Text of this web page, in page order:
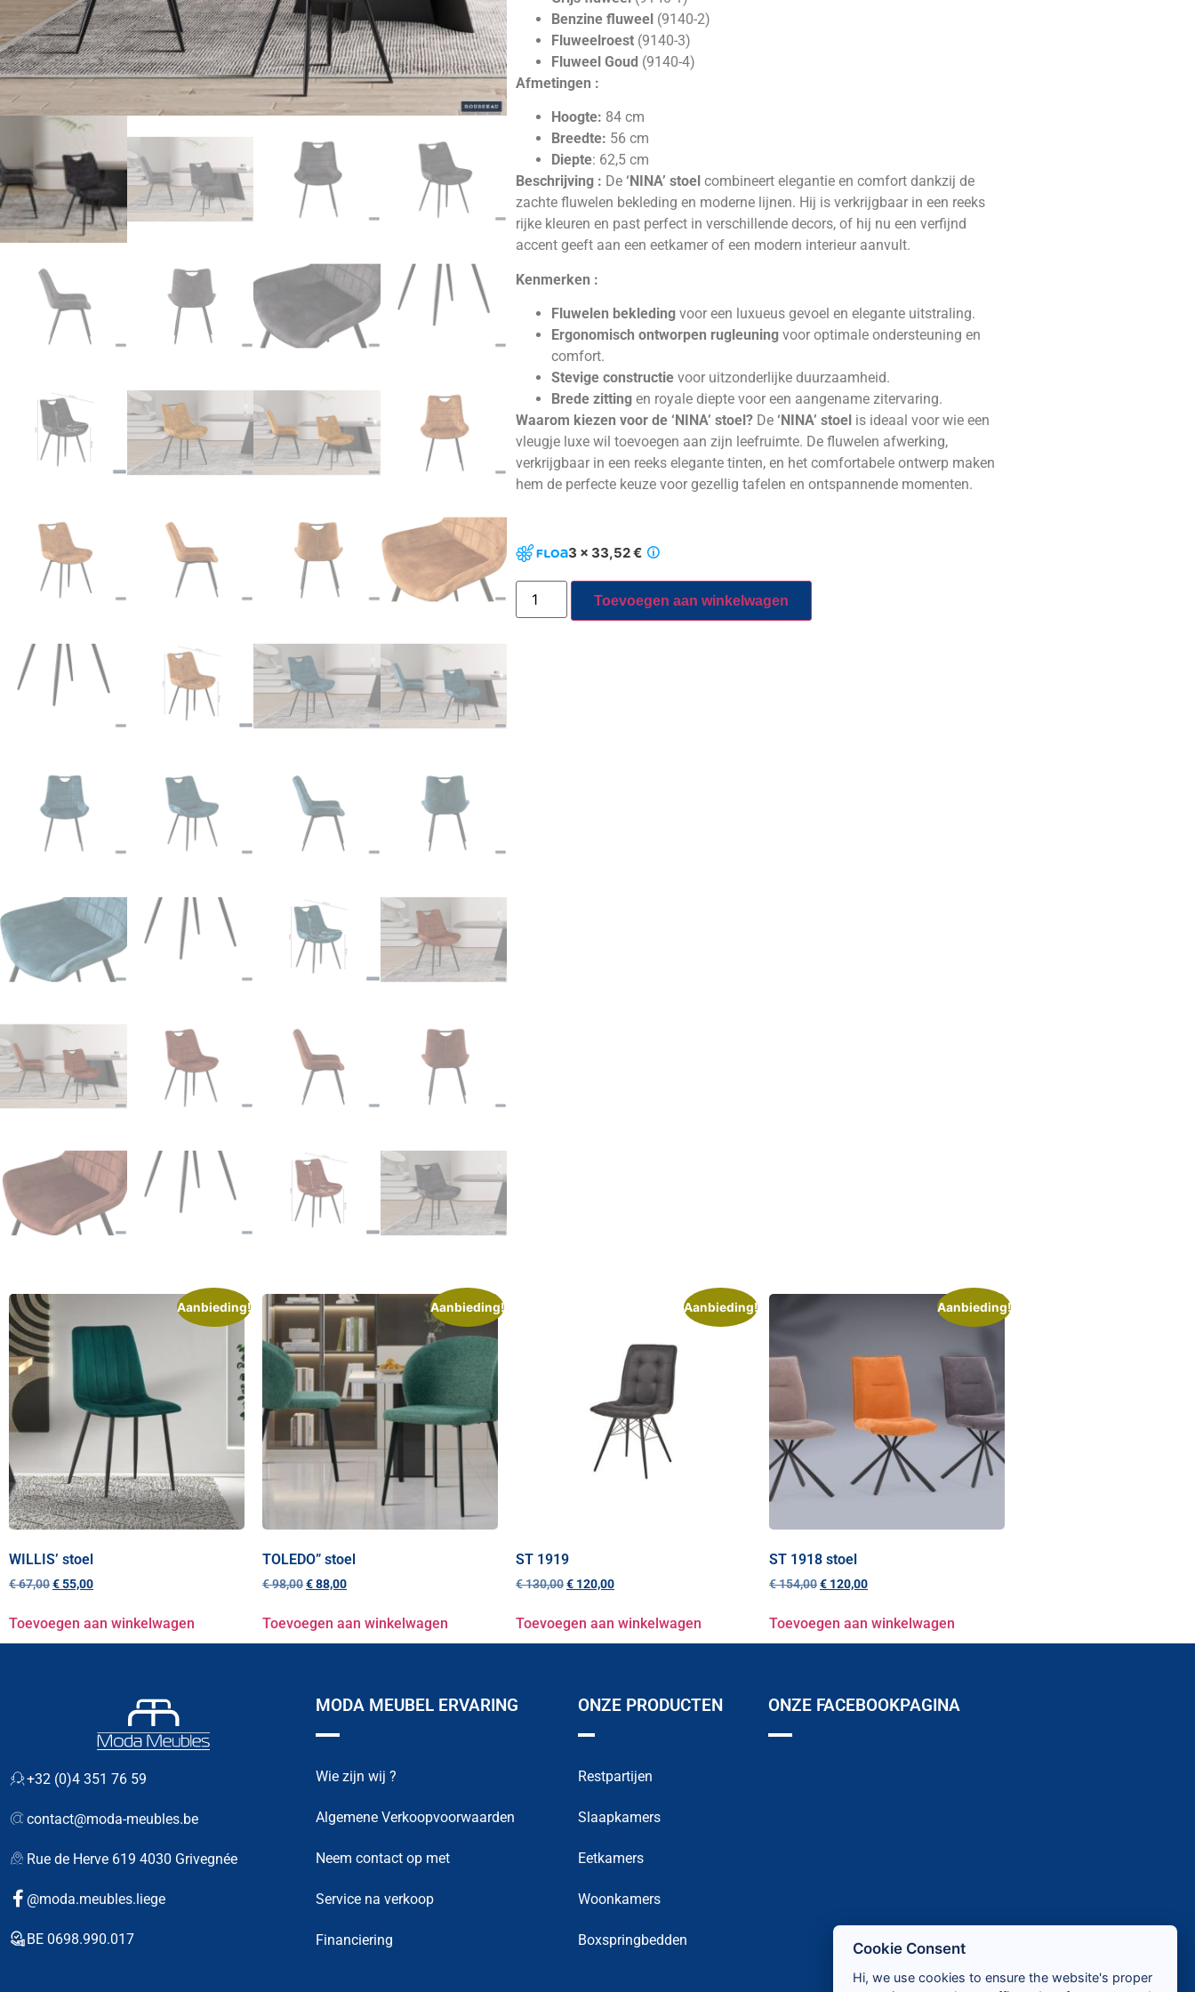
Benzine fluweel (9140-2)
Fluweelroest (9140-3)
Fluweel Goud (9140-4)
Afmetingen :
Hoogte: 84 cm
Breedte: 56 cm
Diepte: 62,5 cm
Beschrijving : De ‘NINA’ stoel combineert elegantie en comfort dankzij de
zachte fluwelen bekleding en moderne lijnen. Hij is verkrijgbaar in een reeks
rijke kleuren en past perfect in verschillende decors, of hij nu een verfijnd
accent geeft aan een eetkamer of een modern interieur aanvult.
Kenmerken :
Fluwelen bekleding voor een luxueus gevoel en elegante uitstraling.
Ergonomisch ontworpen rugleuning voor optimale ondersteuning en
comfort.
Stevige constructie voor uitzonderlijke duurzaamheid.
Brede zitting en royale diepte voor een aangename zitervaring.
Waarom kiezen voor de ‘NINA’ stoel? De ‘NINA’ stoel is ideaal voor wie een
vleugje luxe wil toevoegen aan zijn leefruimte. De fluwelen afwerking,
verkrijgbaar in een reeks elegante tinten, en het comfortabele ontwerp maken
hem de perfecte keuze voor gezellig tafelen en ontspannende momenten.
3 x 33,52 €
Toevoegen aan winkelwagen
Aanbieding!
WILLIS’ stoel
€67,00€55,00
Toevoegen aan winkelwagen
Aanbieding!
TOLEDO” stoel
€98,00€88,00
Toevoegen aan winkelwagen
Aanbieding!
ST 1919
€130,00€ 120,00
Toevoegen aan winkelwagen
Aanbieding!
ST 1918 stoel
€154,00€ 120,00
Toevoegen aan winkelwagen
+32 (0)4 351 76 59
contact@moda-meubles.be
Rue de Herve 619 4030 Grivegnée
@moda.meubles.liege
BE 0698.990.017
MODA MEUBEL ERVARING
Wie zijn wij ?
Algemene Verkoopvoorwaarden
Neem contact op met
Service na verkoop
Financiering
ONZE PRODUCTEN
Restpartijen
Slaapkamers
Eetkamers
Woonkamers
Boxspringbedden
ONZE FACEBOOKPAGINA
Cookie Consent
Hi, we use cookies to ensure the website's proper